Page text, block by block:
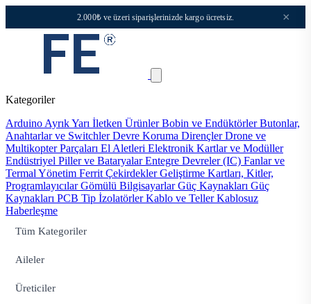
2.000₺ ve üzeri siparişlerinizde kargo ücretsiz. ×
Kategoriler
Arduino Ayrık Yarı İletken ÜrünlerBobin ve EndüktörlerButonlar,
Anahtarlar ve SwitchlerDevre Koruma DirençlerDrone ve
Multikopter Parçaları El Aletleri Elektronik Kartlar ve Modüller
Endüstriyel Piller ve BataryalarEntegre Devreler (IC) Fanlar ve
Termal Yönetim Ferrit ÇekirdeklerGeliştirme Kartları, Kitler,
ProgramlayıcılarGömülü BilgisayarlarGüç Kaynakları Güç
Kaynakları PCB Tip İzolatörlerKablo ve TellerKablosuz
Haberleşme
Tüm Kategoriler
Aileler
Üreticiler